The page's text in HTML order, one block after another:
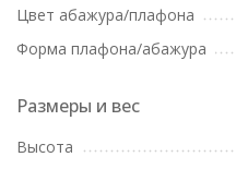
Цвет абажура/плафона
Форма плафона/абажура
Размеры и вес
Высота